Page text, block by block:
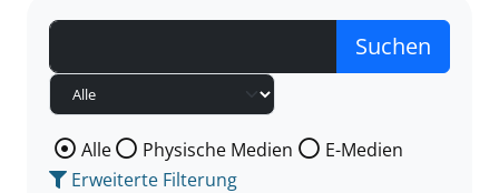
Wählen Sie die Medienart nach der Sie suchen wollen.
Alle Physische Medien
E-Medien
Erweiterte Filterung